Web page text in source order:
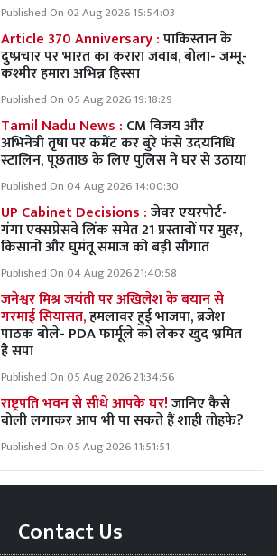
Published On 02 Aug 2026 15:54:03
Article 370 Anniversary :पाकिस्तान के
दुष्प्रचार पर भारत का करारा जवाब, बोला- जम्मू-
कश्मीर हमारा अभिन्न हिस्सा
Published On 05 Aug 2026 19:18:29
Tamil Nadu News : CM विजय और
अभिनेत्री तृषा पर कमेंट कर बुरे फंसे उदयनिधि
स्टालिन, पूछताछ के लिए पुलिस ने घर से उठाया
Published On 04 Aug 2026 14:00:30
UP Cabinet Decisions :जेवर एयरपोर्ट-
गंगा एक्सप्रेसवे लिंक समेत 21 प्रस्तावों पर मुहर,
किसानों और घुमंतू समाज को बड़ी सौगात
Published On 04 Aug 2026 21:40:58
जनेश्वर मिश्र जयंती पर अखिलेश के बयान से
गरमाई सियासत,हमलावर हुई भाजपा, ब्रजेश
पाठक बोले- PDA फार्मूले को लेकर खुद भ्रमित
है सपा
Published On 05 Aug 2026 21:34:56
राष्ट्रपति भवन से सीधे आपके घर!जानिए कैसे
बोली लगाकर आप भी पा सकते हैं शाही तोहफे?
Published On 05 Aug 2026 11:51:51
Contact Us